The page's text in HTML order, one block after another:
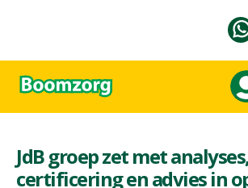
JdB groep zet met
certificering en advies in